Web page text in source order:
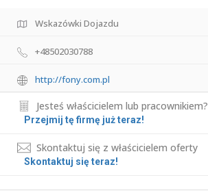
Wskazówki Dojazdu
+48502030788
http://fony.com.pl
Jesteś właścicielem lub pracownikiem?
Przejmij tę firmę już teraz!
Skontaktuj się z właścicielem oferty
Skontaktuj się teraz!